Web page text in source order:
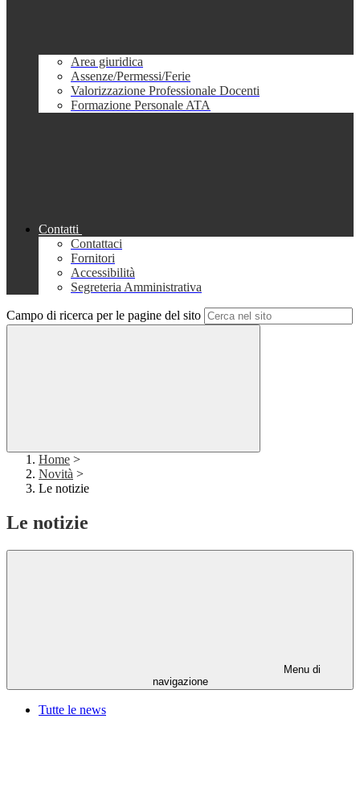
Area giuridica
Assenze/Permessi/Ferie
Valorizzazione Professionale Docenti
Formazione Personale ATA
Contatti
Contattaci
Fornitori
Accessibilità
Segreteria Amministrativa
Campo di ricerca per le pagine del sito
Home >
Novità >
Le notizie
Le notizie
Menu di
navigazione
Tutte le news